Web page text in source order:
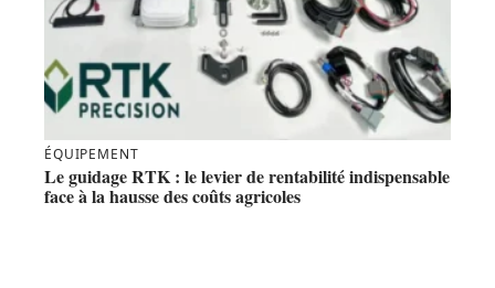
ÉQUIPEMENT
Le guidage RTK : le levier de rentabilité indispensable
face à la hausse des coûts agricoles